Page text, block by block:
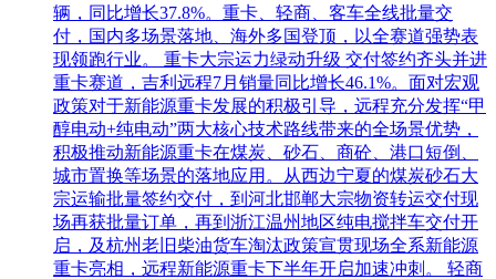
辆，同比增长37.8%。重卡、轻商、客车全线批量交
付，国内多场景落地、海外多国登顶，以全赛道强势表
现领跑行业。 重卡大宗运力绿动升级 交付签约齐头并进
重卡赛道，吉利远程7月销量同比增长46.1%。面对宏观
政策对于新能源重卡发展的积极引导，远程充分发挥“甲
醇电动+纯电动”两大核心技术路线带来的全场景优势，
积极推动新能源重卡在煤炭、砂石、商砼、港口短倒、
城市置换等场景的落地应用。从西边宁夏的煤炭砂石大
宗运输批量签约交付，到河北邯郸大宗物资转运交付现
场再获批量订单，再到浙江温州地区纯电搅拌车交付开
启，及杭州老旧柴油货车淘汰政策宣贯现场全系新能源
重卡亮相，远程新能源重卡下半年开启加速冲刺。 轻商